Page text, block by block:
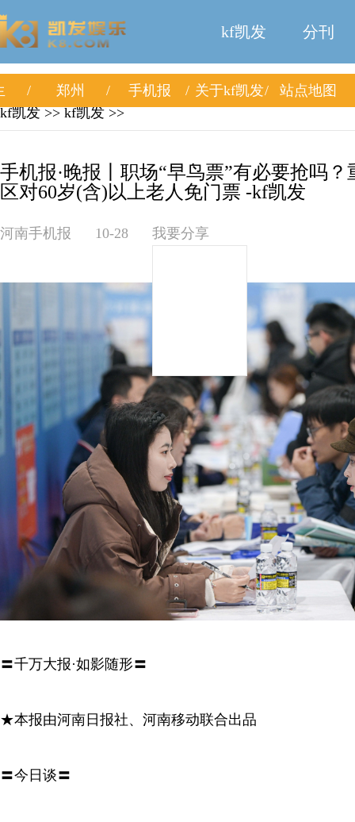
kf凯发 分刊
郑州 手机报 关于kf凯发
站点地图
kf凯发 >> kf凯发 >>
手机报·晚报丨职场“早鸟票”有必要抢吗
区对60岁(含)以上老人免门票 -kf凯发
河南手机报 10-28 我要分享
〓千万大报·如影随形〓
★本报由河南日报社、河南移动联合出品
〓今日谈〓